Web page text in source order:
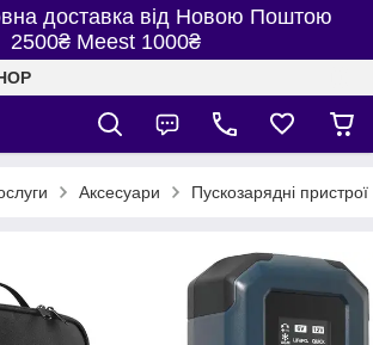
доставка від Новою Поштою
2500₴ Meest 1000₴
Аксесуари Пускозарядні пристрої